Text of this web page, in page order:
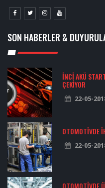
SON HABERLER &
İNCI AKÜ
ÇEKIYOR
22-05-
OTOMOTIVDE
22-05-
OTOMOTIVDE